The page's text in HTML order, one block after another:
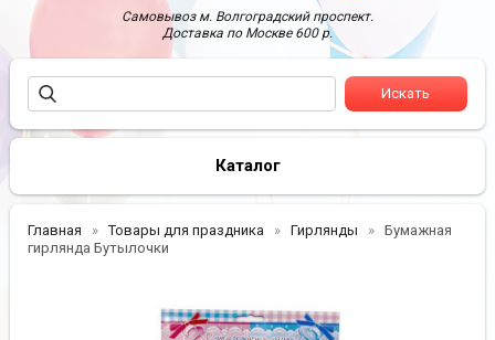
Самовывоз м. Волгоградский проспект.
Доставка по Москве 600 р.
Каталог
Главная Товары для праздника Гирлянды
Бумажная
гирлянда Бутылочки